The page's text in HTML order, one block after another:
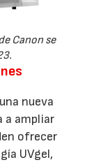
Canon se
nueva
a ampliar
ofrecer
UVgel,